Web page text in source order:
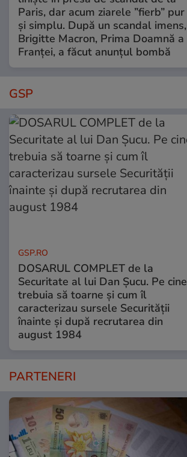
Paris, dar acum ziarele ”fierb” pur
și simplu. După un scandal imens,
Brigitte Macron, Prima Doamnă a
Franței, a făcut anunțul bombă
GSP
GSP.RO
DOSARUL COMPLET de la
Securitate al lui Dan Șucu. Pe cine
trebuia să toarne și cum îl
caracterizau sursele Securității
înainte și după recrutarea din
august 1984
PARTENERI